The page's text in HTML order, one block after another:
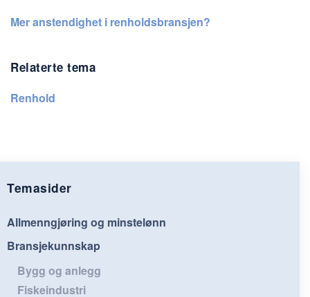
Mer anstendighet i renholdsbransjen?
Relaterte tema
Renhold
Temasider
Allmenngjøring og minstelønn
Bransjekunnskap
Bygg og anlegg
Fiskeindustri